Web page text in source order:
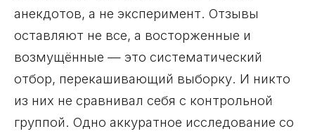
анекдотов, а не эксперимент. Отзывы
оставляют не все, а восторженные и
возмущённые — это систематический
отбор, перекашивающий выборку. И никто
из них не сравнивал себя с контрольной
группой. Одно аккуратное исследование со